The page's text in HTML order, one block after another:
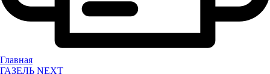
Главная
ГАЗЕЛЬ NEXT